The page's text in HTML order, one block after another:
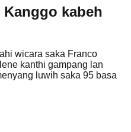
Kanggo kabeh
wicara saka Franco
kanthi gampang lan
luwih saka 95 basa